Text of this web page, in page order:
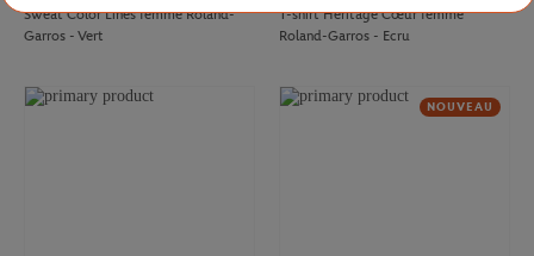
Sweat Color Lines femme Roland-
Garros - Vert
T-shirt Heritage Cœur femme
Roland-Garros - Ecru
NOUVEAU